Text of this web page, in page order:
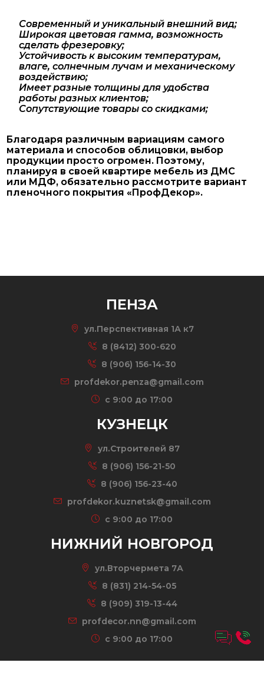
Современный и уникальный внешний вид;
Широкая цветовая гамма, возможность
сделать фрезеровку;
Устойчивость к высоким температурам,
влаге, солнечным лучам и механическому
воздействию;
Имеет разные толщины для удобства
работы разных клиентов;
Сопутствующие товары со скидками;
Благодаря различным вариациям самого
материала и способов облицовки, выбор
продукции просто огромен. Поэтому,
планируя в своей квартире мебель из ДМС
или МДФ, обязательно рассмотрите вариант
пленочного покрытия «ПрофДекор».
ПЕНЗА
ул.Перспективная 1А к7
8 (8412) 300-620
8 (906) 156-14-30
profdekor.penza@gmail.com
c 9:00 до 17:00
КУЗНЕЦК
ул.Строителей 87
8 (906) 156-21-50
8 (906) 156-23-40
profdekor.kuznetsk@gmail.com
c 9:00 до 17:00
НИЖНИЙ НОВГОРОД
ул.Вторчермета 7А
8 (831) 214-54-05
8 (909) 319-13-44
profdecor.nn@gmail.com
c 9:00 до 17:00